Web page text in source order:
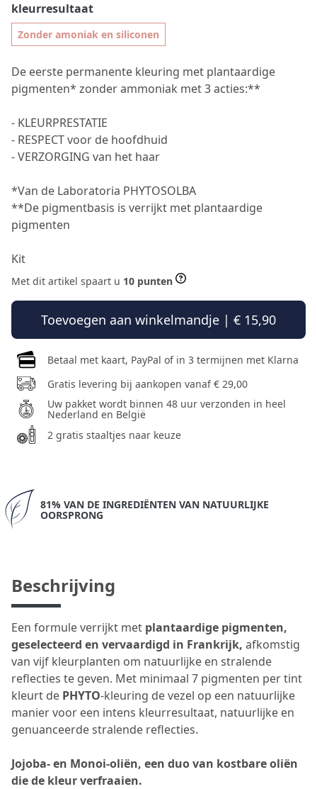
kleurresultaat
Zonder amoniak en siliconen
De eerste permanente kleuring met plantaardige
pigmenten* zonder ammoniak met 3 acties:**
- KLEURPRESTATIE
- RESPECT voor de hoofdhuid
- VERZORGING van het haar
*Van de Laboratoria PHYTOSOLBA
**De pigmentbasis is verrijkt met plantaardige
pigmenten
Kit
Met dit artikel spaart u 10 punten
Toevoegen aan winkelmandje | € 15,90
Betaal met kaart, PayPal of in 3 termijnen met Klarna
Gratis levering bij aankopen vanaf € 29,00
Uw pakket wordt binnen 48 uur verzonden in heel
Nederland en België
2 gratis staaltjes naar keuze
81% VAN DE INGREDIËNTEN VAN NATUURLIJKE
OORSPRONG
Beschrijving
Een formule verrijkt met plantaardige pigmenten,
geselecteerd en vervaardigd in Frankrijk, afkomstig
van vijf kleurplanten om natuurlijke en stralende
reflecties te geven. Met minimaal 7 pigmenten per tint
kleurt de PHYTO-kleuring de vezel op een natuurlijke
manier voor een intens kleurresultaat, natuurlijke en
genuanceerde stralende reflecties.
Jojoba- en Monoi-oliën, een duo van kostbare oliën
die de kleur verfraaien.